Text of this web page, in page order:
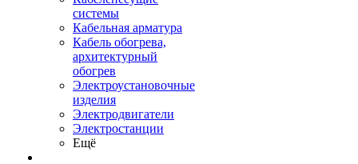
системы
Кабельная арматура
Кабель обогрева,
архитектурный
обогрев
Электроустановочные
изделия
Электродвигатели
Электростанции
Ещё